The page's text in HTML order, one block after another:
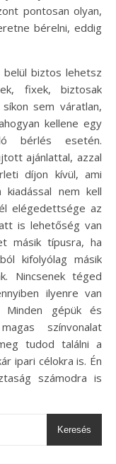
pontosan olyan,
bérelni, eddig
belül biztos lehetsz
fixek, biztosak
sem váratlan,
kellene egy
bérlés esetén.
ajánlattal, azzal
díjon kívül, ami
nem kell
elégedettsége az
is lehetőség van
másik típusra, ha
kifolyólag másik
Nincsenek téged
ilyenre van
Minden gépük és
színvonalat
tudod találni a
ipari célokra is. Én
számodra is
Keresés